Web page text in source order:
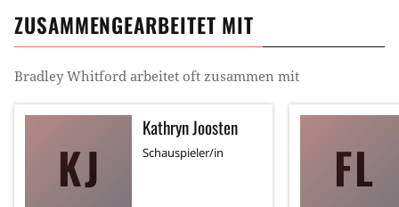
ZUSAMMENGEARBEITET MIT
Bradley Whitford arbeitet oft zusammen mit
KJ
Kathryn Joosten
Schauspieler/in FL